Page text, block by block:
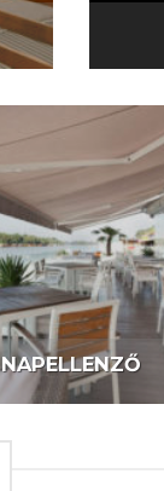
NAPELLENZŐ